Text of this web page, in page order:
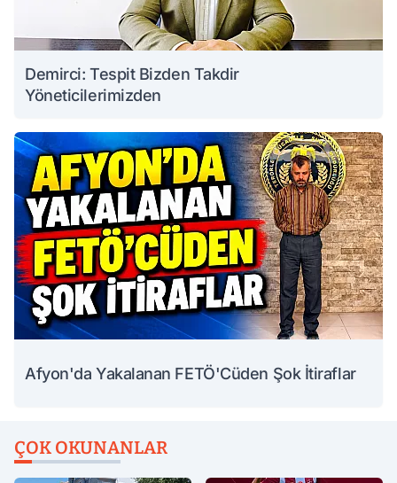
Demirci: Tespit Bizden Takdir
Yöneticilerimizden
Afyon'da Yakalanan FETÖ'Cüden Şok İtiraflar
ÇOK OKUNANLAR